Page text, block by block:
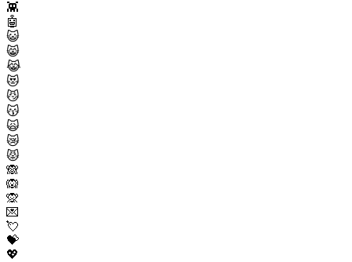
👾
🤖
😺
😸
😹
😻
😼
😽
🙀
😿
😾
🙈
🙉
🙊
💌
💘
💝
💖